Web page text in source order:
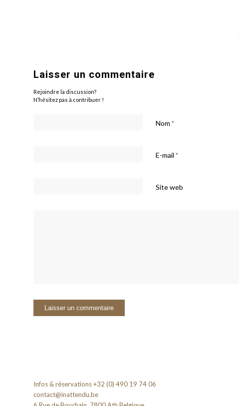
Laisser un commentaire
Rejoindre la discussion?
N’hésitez pas à contribuer !
Nom *
E-mail *
Site web
Infos & réservations +32 (0) 490 19 74 06
contact@inattendu.be